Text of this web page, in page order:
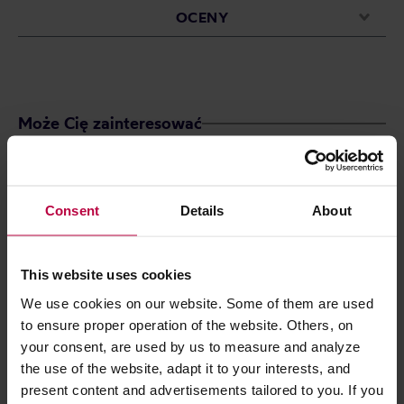
Consent Details About
This website uses cookies
We use cookies on our website. Some of them are used
to ensure proper operation of the website. Others, on
your consent, are used by us to measure and analyze
the use of the website, adapt it to your interests, and
present content and advertisements tailored to you. If you
OCENY
Może Cię zainteresować
Teministeriet - herbata ziołowa
Supertea Lemongrass Ginger EKO 20
Anassa -
Chamomile